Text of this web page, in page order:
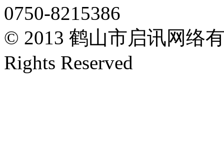
0750-8215386
© 2013 鹤山市启讯网络
Rights Reserved